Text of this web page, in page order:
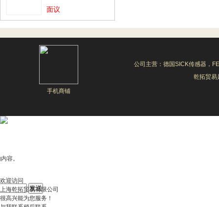
面议
手机商铺
公司主营：德国SICK传感器，
乾拓贸易
容。
欢迎访问
上海乾拓贸易有限公司
很高兴能为您服务！